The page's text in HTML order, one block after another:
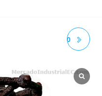
1-1/4" X 8-1/2" ESPARRAGO
FLUOROCARBONADO CON